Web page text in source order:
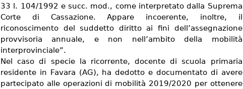
33 l. 104/1992 e succ. mod., come interpretato dalla Suprema
Corte di Cassazione. Appare incoerente, inoltre, il
riconoscimento del suddetto diritto ai fini dell’assegnazione
provvisoria annuale, e non nell’ambito della mobilità
interprovinciale”.
Nel caso di specie la ricorrente, docente di scuola primaria
residente in Favara (AG), ha dedotto e documentato di avere
partecipato alle operazioni di mobilità 2019/2020 per ottenere